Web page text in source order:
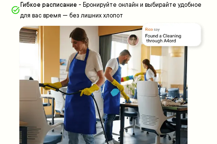
Гибкое расписание - Бронируйте онлайн и выбирайте удобное
для вас время — без лишних хлопот